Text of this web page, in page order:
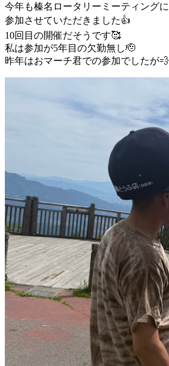
今年も榛名ロータリーミーティングに
参加させていただきました👍
10回目の開催だそうです🥰
私は参加が5年目の欠勤無し🫡
昨年はおマーチ君での参加でしたが💨